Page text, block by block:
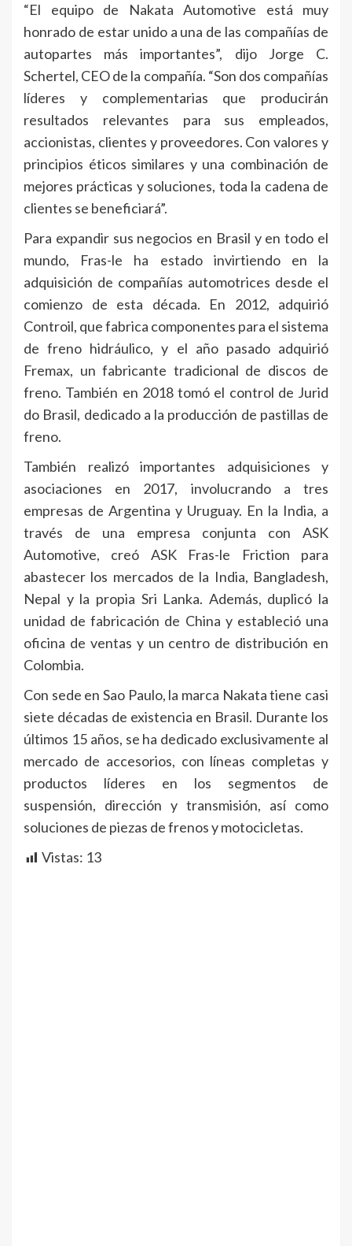
“El equipo de Nakata Automotive está muy
honrado de estar unido a una de las compañías de
autopartes más importantes”, dijo Jorge C.
Schertel, CEO de la compañía. “Son dos compañías
líderes y complementarias que producirán
resultados relevantes para sus empleados,
accionistas, clientes y proveedores. Con valores y
principios éticos similares y una combinación de
mejores prácticas y soluciones, toda la cadena de
clientes se beneficiará”.
Para expandir sus negocios en Brasil y en todo el
mundo, Fras-le ha estado invirtiendo en la
adquisición de compañías automotrices desde el
comienzo de esta década. En 2012, adquirió
Controil, que fabrica componentes para el sistema
de freno hidráulico, y el año pasado adquirió
Fremax, un fabricante tradicional de discos de
freno. También en 2018 tomó el control de Jurid
do Brasil, dedicado a la producción de pastillas de
freno.
También realizó importantes adquisiciones y
asociaciones en 2017, involucrando a tres
empresas de Argentina y Uruguay. En la India, a
través de una empresa conjunta con ASK
Automotive, creó ASK Fras-le Friction para
abastecer los mercados de la India, Bangladesh,
Nepal y la propia Sri Lanka. Además, duplicó la
unidad de fabricación de China y estableció una
oficina de ventas y un centro de distribución en
Colombia.
Con sede en Sao Paulo, la marca Nakata tiene casi
siete décadas de existencia en Brasil. Durante los
últimos 15 años, se ha dedicado exclusivamente al
mercado de accesorios, con líneas completas y
productos líderes en los segmentos de
suspensión, dirección y transmisión, así como
soluciones de piezas de frenos y motocicletas.
Vistas: 13